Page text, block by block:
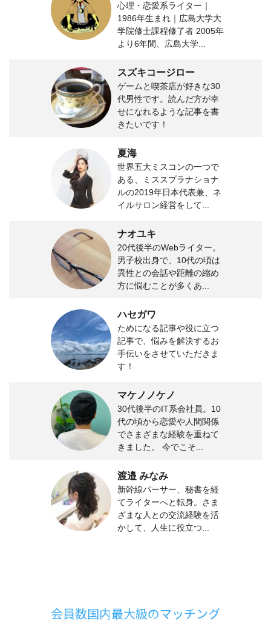
心理・恋愛系ライター｜
1986年生まれ｜広島大学大
学院修士課程修了者 2005年
より6年間、広島大学...
スズキコージロー
ゲームと喫茶店が好きな30
代男性です。読んだ方が幸
せになれるような記事を書
きたいです！
夏海
世界五大ミスコンの一つで
ある、ミススプラナショナ
ルの2019年日本代表兼、ネ
イルサロン経営をして...
ナオユキ
20代後半のWebライター。
男子校出身で、10代の頃は
異性との会話や距離の縮め
方に悩むことが多くあ...
ハセガワ
ためになる記事や役に立つ
記事で、悩みを解決するお
手伝いをさせていただきま
す！
マケノノケノ
30代後半のIT系会社員。10
代の頃から恋愛や人間関係
でさまざまな経験を重ねて
きました。 今でこそ...
渡邉 みなみ
新幹線パーサー、秘書を経
てライターへと転身。さま
ざまな人との交流経験を活
かして、人生に役立つ...